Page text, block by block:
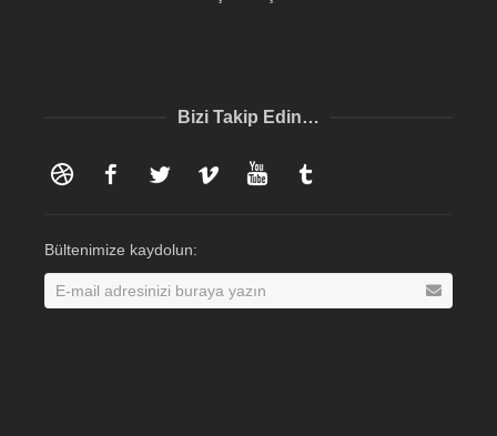
Bizi Takip Edin…
Dribbble FacebookTwitter Vimeo YouTube
Bültenimize kaydolun: